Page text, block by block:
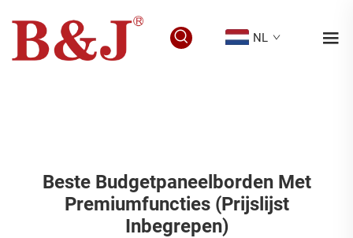
NL
Beste Budgetpaneelborden Met
Premiumfuncties (prijslijst
Inbegrepen)